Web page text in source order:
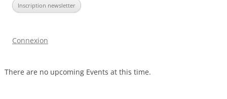
Inscription newsletter
Connexion
There are no upcoming Events at this time.